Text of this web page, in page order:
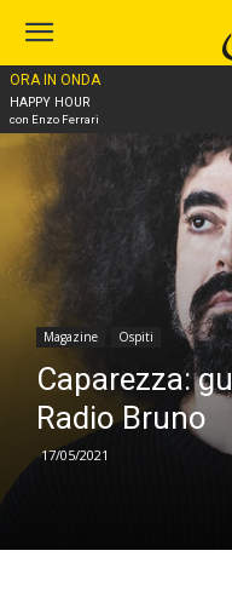
ORA IN ONDA
HAPPY HOUR
con Enzo Ferrari
Home
Magazine Ospiti
Caparezza:
Radio Bruno
17/05/2021